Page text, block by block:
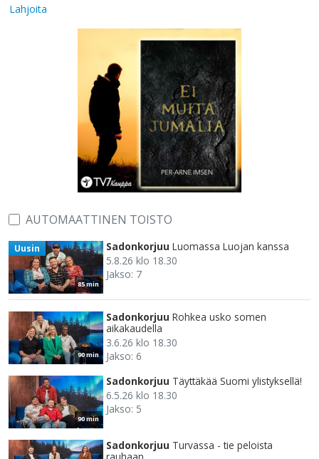
Lahjoita
AUTOMAATTINEN TOISTO
85 min
Uusin Sadonkorjuu Luomassa Luojan kanssa
5.8.26 klo 18.30
Jakso: 7
90 min
Sadonkorjuu Rohkea usko somen
aikakaudella
3.6.26 klo 18.30
Jakso: 6
90 min
Sadonkorjuu Täyttäkää Suomi ylistyksellä!
6.5.26 klo 18.30
Jakso: 5
Sadonkorjuu Turvassa - tie peloista